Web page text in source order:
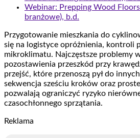
Webinar: Prepping Wood
branżowe), b.d.
Przygotowanie mieszkania do
się na logistyce opróżnienia, kontroli
mikroklimatu. Najczęstsze problemy
pozostawienia przeszkód przy
przejść, które przenoszą pył do
sekwencja sześciu kroków oraz
pozwalają ograniczyć ryzyko
czasochłonnego sprzątania.
Reklama